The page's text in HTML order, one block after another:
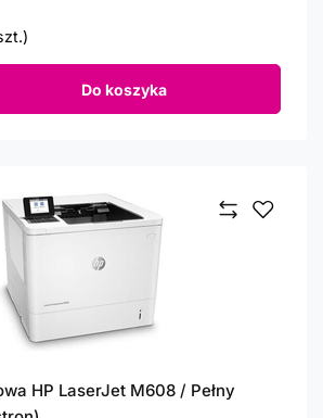
Do koszyka
HP LaserJet M608 / Pełny